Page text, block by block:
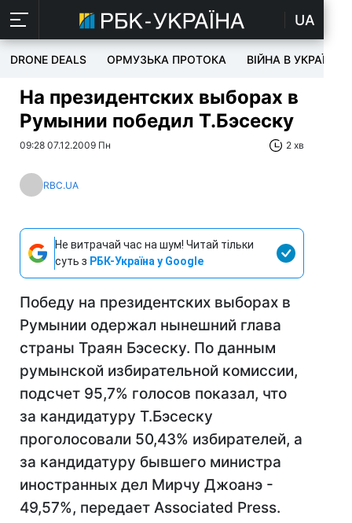
UA
DRONE DEALS ОРМУЗЬКА ПРОТОКА ВІЙНА В УКРАЇНІ
На президентских выборах в
Румынии победил Т.Бэсеску
09:28 07.12.2009 Пн 2 хв
RBC.UA
Не витрачай час на шум! Читай тільки
суть з РБК-Україна у Google
Победу на президентских выборах в
Румынии одержал нынешний глава
страны Траян Бэсеску. По данным
румынской избирательной комиссии,
подсчет 95,7% голосов показал, что
за кандидатуру Т.Бэсеску
проголосовали 50,43% избирателей, а
за кандидатуру бывшего министра
иностранных дел Мирчу Джоанэ -
49,57%, передает Associated Press.